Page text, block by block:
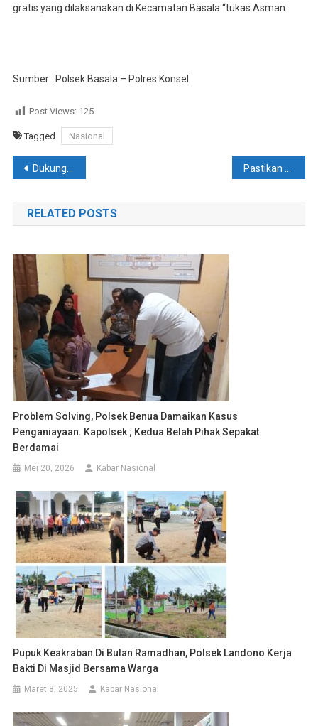
gratis yang dilaksanakan di Kecamatan Basala “tukas Asman.
Sumber : Polsek Basala – Polres Konsel
Post Views: 125
Tagged Nasional
Navigasi
pos
Dukung Ketahanan Pangan Dan Makan Bergizi Gratis, Polres Konsel Launching Program P2L Berkelanjutan Pastikan Ketersediaan Sembako Aman Jelang Bulan Ramadhan 1446 H , Kapolres Konsel Pantau Langsung Pasar Tradisional
RELATED POSTS
Problem Solving, Polsek Benua Damaikan Kasus
Penganiayaan. Kapolsek ; Kedua Belah Pihak Sepakat
Berdamai
Mei 20, 2026 Kabar Nasional
Pupuk Keakraban Di Bulan Ramadhan, Polsek Landono Kerja
Bakti Di Masjid Bersama Warga
Maret 8, 2025 Kabar Nasional